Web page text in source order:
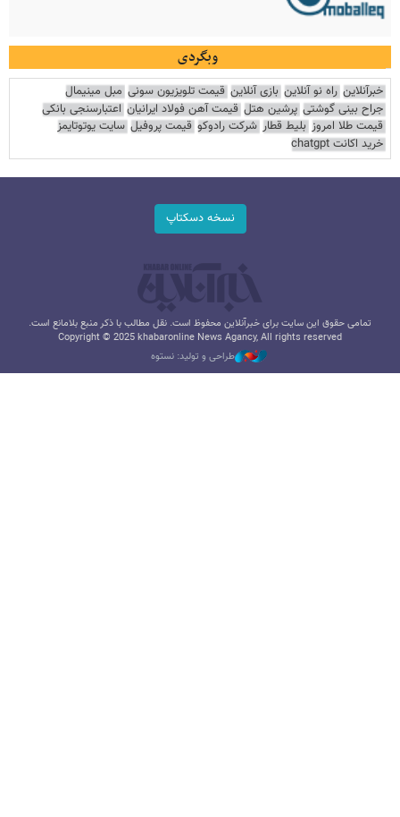
وبگردی
خبرآنلاین راه نو آنلاین بازی آنلاین قیمت تلویزیون سونی مبل مینیمال
جراح بینی گوشتی پرشین هتل قیمت آهن فولاد ایرانیان اعتبارسنجی بانکی
قیمت طلا امروز بلیط قطار شرکت رادوکو قیمت پروفیل سایت یوتوتایمز
خرید اکانت chatgpt
نسخه دسکتاپ
تمامی حقوق این سایت برای خبرآنلاین محفوظ است. نقل مطالب با ذکر منبع بلامانع است.
Copyright © 2025 khabaronline News Agancy, All rights reserved
طراحی و تولید: نستوه